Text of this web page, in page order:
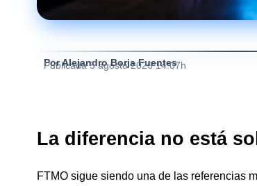
Por Alejandro Borja Fuentes
Publicada 5 agosto 2026 14:07h
La diferencia no está
FTMO sigue siendo una de las referencias